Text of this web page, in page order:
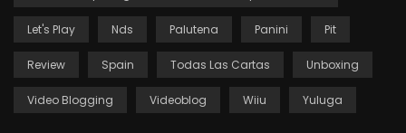
Let's Play Nds Palutena Panini Pit
Review Spain Todas Las Cartas Unboxing
Video Blogging Videoblog Wiiu Yuluga